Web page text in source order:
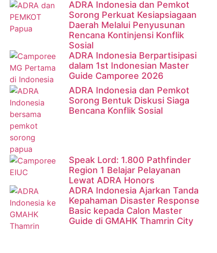
ADRA Indonesia dan Pemkot
Sorong Perkuat Kesiapsiagaan
Daerah Melalui Penyusunan
Rencana Kontinjensi Konflik
Sosial
ADRA Indonesia Berpartisipasi
dalam 1st Indonesian Master
Guide Camporee 2026
ADRA Indonesia dan Pemkot
Sorong Bentuk Diskusi Siaga
Bencana Konflik Sosial
Speak Lord: 1.800 Pathfinder
Region 1 Belajar Pelayanan
Lewat ADRA Honors
ADRA Indonesia Ajarkan Tanda
Kepahaman Disaster Response
Basic kepada Calon Master
Guide di GMAHK Thamrin City